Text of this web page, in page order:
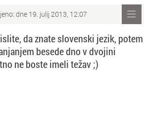
dne 19. julij 2013, 12:07
da znate slovenski jezik, potem
besede dno v dvojini
ne boste imeli težav ;)